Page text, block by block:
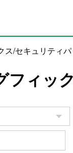
ス/セキュリティ
フィッ